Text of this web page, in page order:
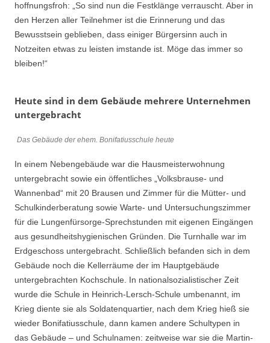
hoffnungsfroh: „So sind nun die Festklänge verrauscht. Aber in
den Herzen aller Teilnehmer ist die Erinnerung und das
Bewusstsein geblieben, dass einiger Bürgersinn auch in
Notzeiten etwas zu leisten imstande ist. Möge das immer so
bleiben!“
Heute sind in dem Gebäude mehrere Unternehmen
untergebracht
Das Gebäude der ehem. Bonifatiusschule heute
In einem Nebengebäude war die Hausmeisterwohnung
untergebracht sowie ein öffentliches „Volksbrause- und
Wannenbad“ mit 20 Brausen und Zimmer für die Mütter- und
Schulkinderberatung sowie Warte- und Untersuchungszimmer
für die Lungenfürsorge-Sprechstunden mit eigenen Eingängen
aus gesundheitshygienischen Gründen. Die Turnhalle war im
Erdgeschoss untergebracht. Schließlich befanden sich in dem
Gebäude noch die Kellerräume der im Hauptgebäude
untergebrachten Kochschule. In nationalsozialistischer Zeit
wurde die Schule in Heinrich-Lersch-Schule umbenannt, im
Krieg diente sie als Soldatenquartier, nach dem Krieg hieß sie
wieder Bonifatiusschule, dann kamen andere Schultypen in
das Gebäude – und Schulnamen: zeitweise war sie die Martin-